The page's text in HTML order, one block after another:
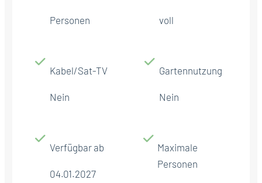
Personen voll
Kabel/Sat-TV
Nein
Gartennutzung
Nein
Verfügbar ab
04.01.2027
Maximale
Personen